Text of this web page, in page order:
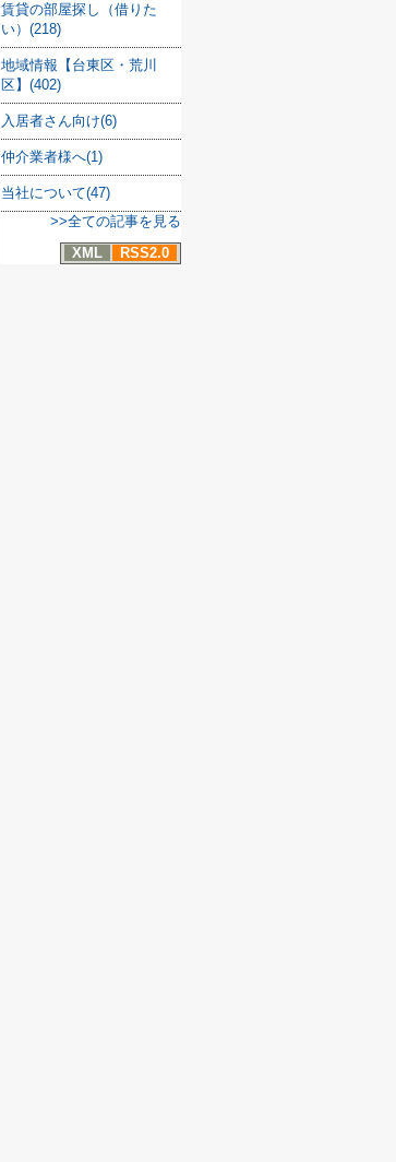
賃貸の部屋探し（借りた
い）(218)
地域情報【台東区・荒川
区】(402)
入居者さん向け(6)
仲介業者様へ(1)
当社について(47)
>>全ての記事を見る
XML
RSS2.0